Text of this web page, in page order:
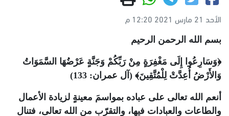
الأحد 21 مارس 2021 12:20 م
بسم الله الرحمن الرحيم
﴿وَسَارِعُوا إِلَى مَغْفِرَةٍ مِنْ رَبِّكُمْ وَجَنَّةٍ عَرْضُهَا السَّمَوَاتُ
وَالأَرْضُ أُعِدَّتْ لِلْمُتَّقِينَ﴾ (آل عمران: 133)
أنعم الله تعالى على عباده بمواسمَ معينةٍ لزيادة الأعمال
والطاعات والعبادات فيها، والتقرّب من الله تعالى، فتنال